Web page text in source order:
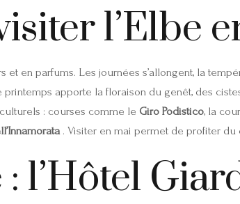
l’Elbe
et en parfums. Les journées s’allongent, la
apporte la floraison du genêt, des
: courses comme le Giro Podistico, la
. Visiter en mai permet de profiter du
l’Hôtel